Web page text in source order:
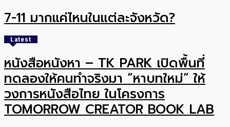
7-11 มากแค่ไหนในแต่ละจังหวัด?
Latest
หนังสือหนังหา – TK PARK เปิดพื้นที่
ทดลองให้คนทำจริงมา “หาบทใหม่” ให้
วงการหนังสือไทย ในโครงการ
TOMORROW CREATOR BOOK LAB